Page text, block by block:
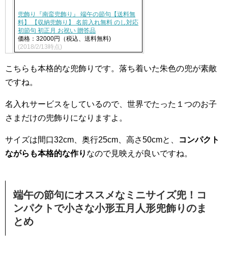
兜飾り『南蛮兜飾り』 端午の節句【送料無
料】 【収納兜飾り】 名前入れ無料 のし対応
初節句 初正月 お祝い 贈答品
価格：32000円（税込、送料無料)
(2018/2/13時点)
こちらも本格的な兜飾りです。落ち着いた朱色の兜が素敵
ですね。
名入れサービスをしているので、世界でたった１つのお子
さまだけの兜飾りになりますよ。
サイズは間口32cm、奥行25cm、高さ50cmと、
コンパクト
ながらも本格的な作り なので見映えが良いですね。
端午の節句にオススメなミニサイズ兜！コ
ンパクトで小さな小形五月人形兜飾りのま
とめ